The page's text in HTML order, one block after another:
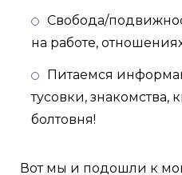
Cвобода/
на работе,
Питаемся
тусовки, знакомства,
болтовня!
Вот мы и подошли к